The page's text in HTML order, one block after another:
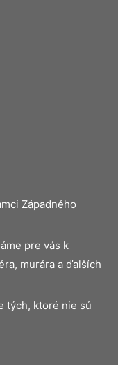
Západného
pre vás k
murára a ďalších
tých, ktoré nie sú